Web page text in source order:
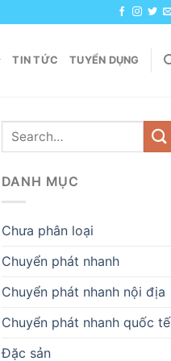
TIN TỨC TUYỂN DỤNG
DANH MỤC
Chưa phân loại
Chuyển phát nhanh
Chuyển phát nhanh nội địa
Chuyển phát nhanh quốc tế
Đặc sản